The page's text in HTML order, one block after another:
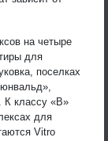
на четыре
для
поселках
К классу «В»
для
Vitro